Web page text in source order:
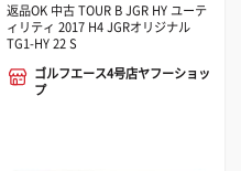
返品OK 中古 TOUR B JGR HY ユーテ
ィリティ 2017 H4 JGRオリジナル
TG1-HY 22 S
ゴルフエース4号店ヤフーショッ
プ